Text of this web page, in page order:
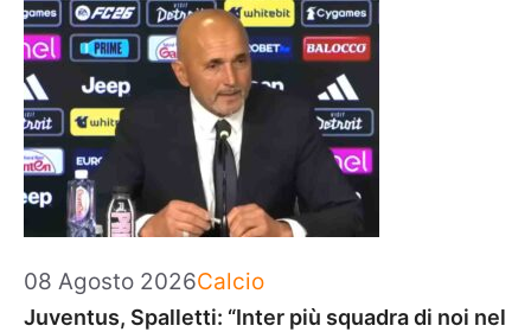
08 Agosto 2026Categorie
Calcio
Juventus, Spalletti: “Inter più squadra di noi nel